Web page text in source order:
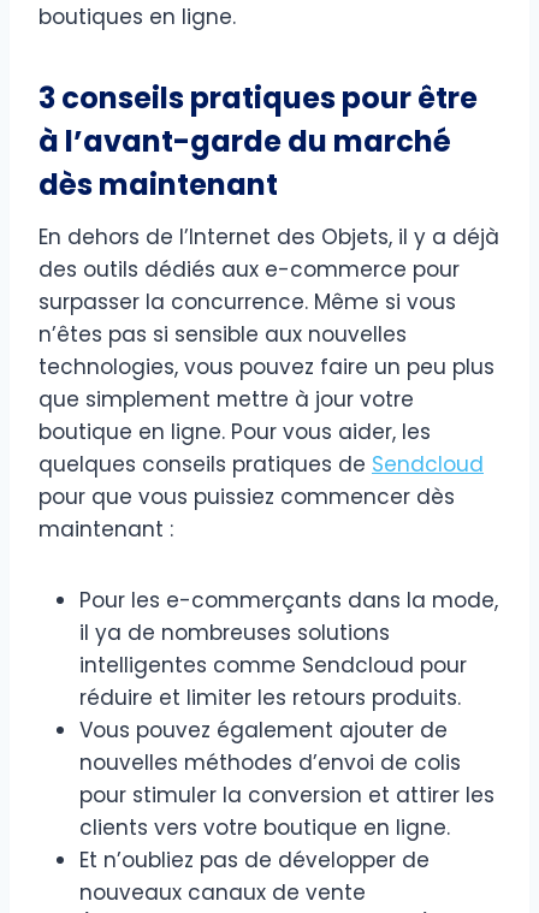
boutiques en ligne.
3 conseils pratiques pour être
à l’avant-garde du marché
dès maintenant
En dehors de l’Internet des Objets, il y a déjà
des outils dédiés aux e-commerce pour
surpasser la concurrence. Même si vous
n’êtes pas si sensible aux nouvelles
technologies, vous pouvez faire un peu plus
que simplement mettre à jour votre
boutique en ligne. Pour vous aider, les
quelques conseils pratiques de Sendcloud
pour que vous puissiez commencer dès
maintenant :
Pour les e-commerçants dans la mode,
il ya de nombreuses solutions
intelligentes comme Sendcloud pour
réduire et limiter les retours produits.
Vous pouvez également ajouter de
nouvelles méthodes d’envoi de colis
pour stimuler la conversion et attirer les
clients vers votre boutique en ligne.
Et n’oubliez pas de développer de
nouveaux canaux de vente